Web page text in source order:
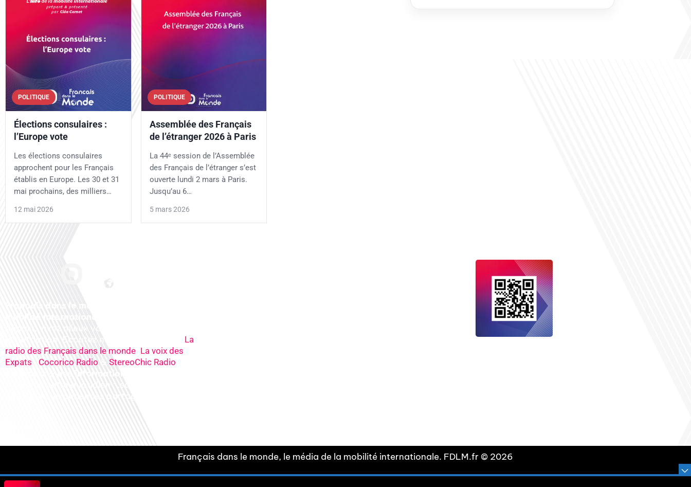
POLITIQUE
Élections consulaires :
l’Europe vote
Les élections consulaires
approchent pour les Français
établis en Europe. Les 30 et 31
mai prochains, des milliers…
12 mai 2026
POLITIQUE
Assemblée des Français
de l’étranger 2026 à Paris
La 44ᵉ session de l’Assemblée
des Français de l’étranger s’est
ouverte lundi 2 mars à Paris.
Jusqu’au 6…
5 mars 2026
La
radio des Français dans le monde La voix des
Expats
Cocorico Radio StereoChic Radio
Français dans le monde, le média de la mobilité internationale. FDLM.fr © 2026